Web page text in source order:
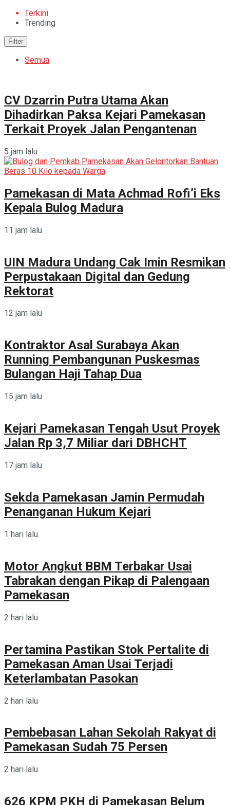
Terkini
Trending
Filter
Semua
CV Dzarrin Putra Utama Akan
Dihadirkan Paksa Kejari Pamekasan
Terkait Proyek Jalan Pengantenan
5 jam lalu
Pamekasan di Mata Achmad Rofi’i Eks
Kepala Bulog Madura
11 jam lalu
UIN Madura Undang Cak Imin Resmikan
Perpustakaan Digital dan Gedung
Rektorat
12 jam lalu
Kontraktor Asal Surabaya Akan
Running Pembangunan Puskesmas
Bulangan Haji Tahap Dua
15 jam lalu
Kejari Pamekasan Tengah Usut Proyek
Jalan Rp 3,7 Miliar dari DBHCHT
17 jam lalu
Sekda Pamekasan Jamin Permudah
Penanganan Hukum Kejari
1 hari lalu
Motor Angkut BBM Terbakar Usai
Tabrakan dengan Pikap di Palengaan
Pamekasan
2 hari lalu
Pertamina Pastikan Stok Pertalite di
Pamekasan Aman Usai Terjadi
Keterlambatan Pasokan
2 hari lalu
Pembebasan Lahan Sekolah Rakyat di
Pamekasan Sudah 75 Persen
2 hari lalu
626 KPM PKH di Pamekasan Belum